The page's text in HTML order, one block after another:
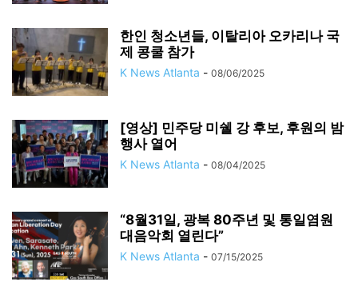
한인 청소년들, 이탈리아 오카리나 국
제 콩쿨 참가
K News Atlanta - 08/06/2025
[영상] 민주당 미쉘 강 후보, 후원의 밤
행사 열어
K News Atlanta - 08/04/2025
“8월31일, 광복 80주년 및 통일염원
대음악회 열린다”
K News Atlanta - 07/15/2025